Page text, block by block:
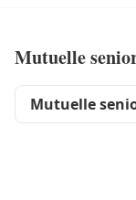
Mutuelle
Mutuelle